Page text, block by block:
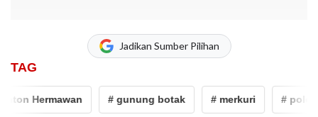
Jadikan Sumber Pilihan
TAG
Hermawan # gunung botak # merkuri # polda